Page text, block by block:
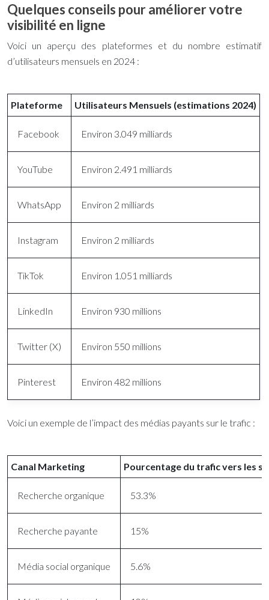
Quelques conseils pour améliorer votre
visibilité en ligne
Voici un aperçu des plateformes et du nombre estimatif
d’utilisateurs mensuels en 2024 :
Plateforme Utilisateurs Mensuels (estimations 2024)
Facebook Environ 3.049 milliards
YouTube Environ 2.491 milliards
WhatsApp Environ 2 milliards
Instagram Environ 2 milliards
TikTok Environ 1.051 milliards
LinkedIn Environ 930 millions
Twitter (X) Environ 550 millions
Pinterest Environ 482 millions
Voici un exemple de l’impact des médias payants sur le trafic :
Canal Marketing Pourcentage du trafic vers les
Recherche organique 53.3%
Recherche payante 15%
Média social organique 5.6%